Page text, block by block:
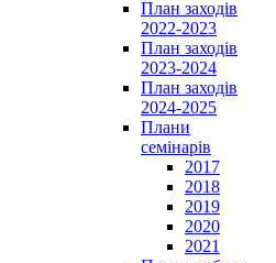
План заходів
2022-2023
План заходів
2023-2024
План заходів
2024-2025
Плани
семінарів
2017
2018
2019
2020
2021